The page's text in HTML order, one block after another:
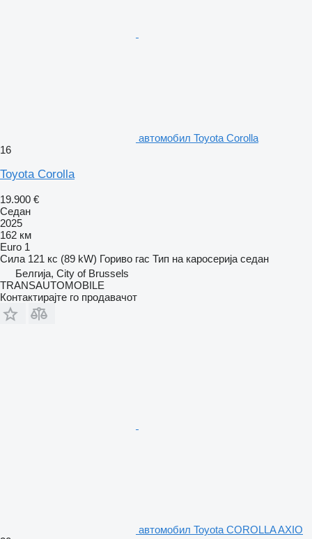
aвтомобил Toyota Corolla
16
Toyota Corolla
19.900 €
Седан
2025
162 км
Euro 1
Сила 121 кс (89 kW) Гориво гас Тип на каросерија седан
Белгија, City of Brussels
TRANSAUTOMOBILE
Контактирајте го продавачот
aвтомобил Toyota COROLLA AXIO